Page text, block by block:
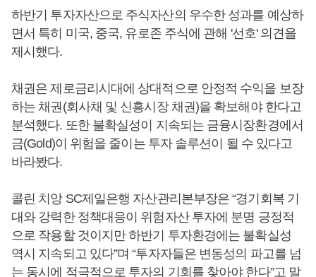
하반기 투자자산으로 주식자산의 우수한 성과를 예상하
면서 특히 미국, 중국, 유로존 주식에 관해 '선호' 의견을
제시했다.
채권은 제로금리시대에 상대적으로 안정적 수익을 보장
하는 채권(회사채 및 신흥시장 채권)을 확보해야 한다고
분석했다. 또한 불확실성이 지속되는 금융시장환경에서
금(Gold)이 위험을 줄이는 투자 솔루션이 될 수 있다고
바라봤다.
콜린 치앙 SC제일은행 자산관리본부장은 “경기회복 기
대와 강력한 정책대응이 위험자산 투자에 분명 긍정적
으로 작용할 것이지만 하반기 투자환경에는 불확실성
역시 지속되고 있다”며 “투자자들은 변동성의 파고를 넘
는 동시에 적극적으로 투자의 기회를 찾아야 한다”고 말